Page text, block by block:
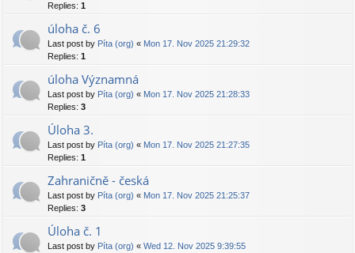
Replies: 1
úloha č. 6
Last post by Píta (org) « Mon 17. Nov 2025 21:29:32
Replies: 1
úloha Významná
Last post by Píta (org) « Mon 17. Nov 2025 21:28:33
Replies: 3
Úloha 3.
Last post by Píta (org) « Mon 17. Nov 2025 21:27:35
Replies: 1
Zahraničně - česká
Last post by Píta (org) « Mon 17. Nov 2025 21:25:37
Replies: 3
Úloha č. 1
Last post by Píta (org) « Wed 12. Nov 2025 9:39:55